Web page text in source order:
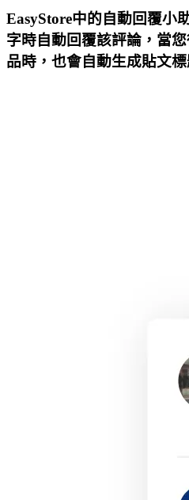
EasyStore中的自動回覆小
字時自動回覆該評論，當
品時，也會自動生成貼文